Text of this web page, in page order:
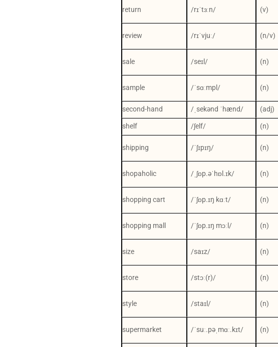
return /rɪˈtɜːn/ (v)
review /rɪˈvjuː/ (n/v)
sale /seɪl/ (n)
sample /ˈsɑːmpl/ (n)
second-hand
/ˌsekənd ˈhænd/ (adj)
shelf
/ʃelf/ (n)
shipping /ˈʃɪpɪŋ/ (n)
shopaholic /ˌʃɒp.əˈhɒl.ɪk/ (n)
shopping cart /ˈʃɒp.ɪŋ kɑːt/ (n)
shopping mall /ˈʃɒp.ɪŋ mɔːl/ (n)
size /saɪz/ (n)
store /stɔː(r)/ (n)
style /staɪl/ (n)
supermarket /ˈsuː.pəˌmɑː.kɪt/ (n)